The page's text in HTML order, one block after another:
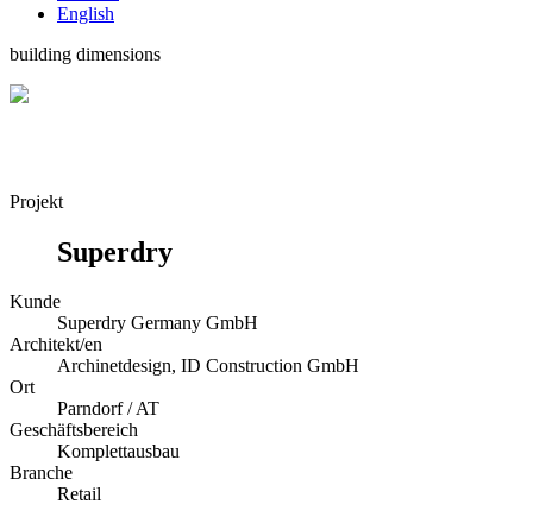
English
building dimensions
Projekt
Superdry
Kunde
Superdry Germany GmbH
Architekt/en
Archinetdesign, ID Construction GmbH
Ort
Parndorf / AT
Geschäftsbereich
Komplettausbau
Branche
Retail